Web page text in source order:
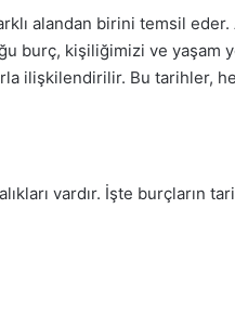
alandan birini temsil
burç, kişiliğimizi ve yaşam
ilişkilendirilir. Bu tarihler,
vardır. İşte burçların